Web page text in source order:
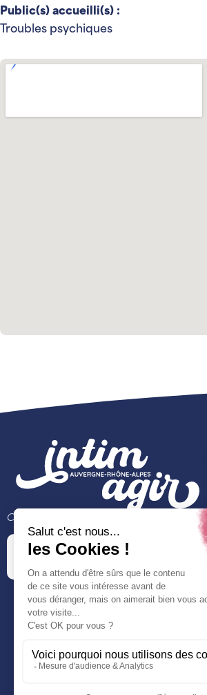
Public(s) accueilli(s) :
Troubles psychiques
Ce site est porté par